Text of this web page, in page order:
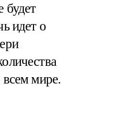
будет
идет о
мире.